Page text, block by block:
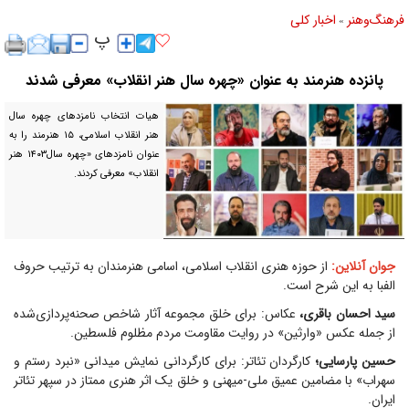
فرهنگ‌و‌هنر » اخبار كلی
پانزده هنرمند به عنوان «چهره سال هنر انقلاب» معرفی شدند
هیات انتخاب نامزد‌های چهره سال
هنر انقلاب اسلامی، ۱۵ هنرمند را به
عنوان نامزد‌های «چهره سال۱۴۰۳ هنر
انقلاب» معرفی کردند.
جوان آنلاین: از حوزه هنری انقلاب اسلامی، اسامی هنرمندان به ترتیب حروف
الفبا به این شرح است.
سید احسان باقری، عکاس: برای خلق مجموعه آثار شاخص صحنه‌پردازی‌شده
از جمله عکس «وارثین» در روایت مقاومت مردم مظلوم فلسطین.
حسین پارسایی؛کارگردان تئاتر: برای کارگردانی نمایش میدانی «نبرد رستم و
سهراب» با مضامین عمیق ملی-میهنی و خلق یک اثر هنری ممتاز در سپهر تئاتر
ایران.